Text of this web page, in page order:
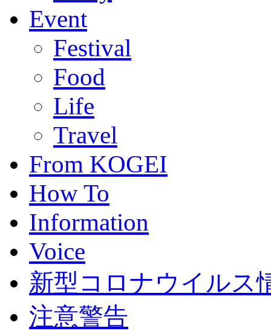
Event
Festival
Food
Life
Travel
From KOGEI
How To
Information
Voice
新型コロナウイルス
注意警告